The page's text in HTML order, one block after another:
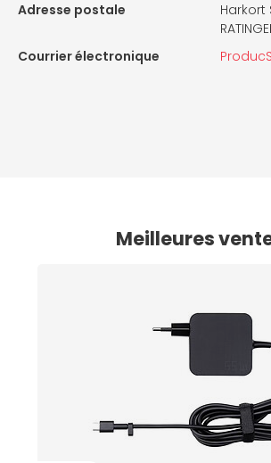
Adresse postale
Harkort
Courrier électronique
Meilleures